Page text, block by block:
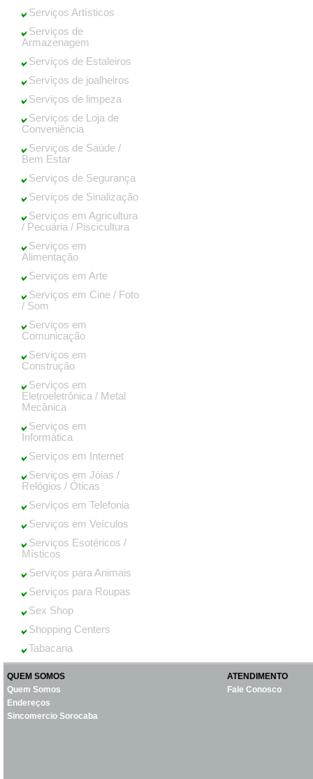
Serviços Artísticos
Serviços de
Armazenagem
Serviços de Estaleiros
Serviços de joalheiros
Serviços de limpeza
Serviços de Loja de
Conveniência
Serviços de Saúde /
Bem Estar
Serviços de Segurança
Serviços de Sinalização
Serviços em Agricultura
/ Pecuária / Piscicultura
Serviços em
Alimentação
Serviços em Arte
Serviços em Cine / Foto
/ Som
Serviços em
Comunicação
Serviços em
Construção
Serviços em
Eletroeletrônica / Metal
Mecânica
Serviços em
Informática
Serviços em Internet
Serviços em Jóias /
Relógios / Óticas
Serviços em Telefonia
Serviços em Veículos
Serviços Esotéricos /
Místicos
Serviços para Animais
Serviços para Roupas
Sex Shop
Shopping Centers
Tabacaria
QUEM SOMOS
Quem Somos
Endereços
Sincomercio Sorocaba
ATENDIMENTO
Fale Conosco